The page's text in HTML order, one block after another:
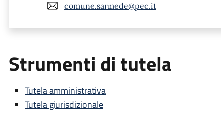
comune.sarmede@pec.it
Strumenti di tutela
Tutela amministrativa
Tutela giurisdizionale